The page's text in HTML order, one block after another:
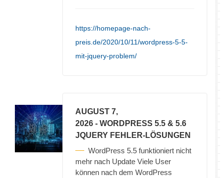
https://homepage-nach-
preis.de/2020/10/11/wordpress-5-5-
mit-jquery-problem/
AUGUST 7,
2026 - WORDPRESS 5.5 & 5.6
JQUERY FEHLER-LÖSUNGEN
WordPress 5.5 funktioniert nicht
mehr nach Update Viele User
können nach dem WordPress